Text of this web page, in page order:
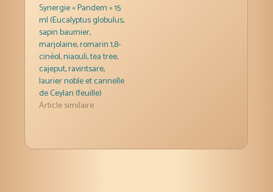
Synergie « Pandem » 15
ml (Eucalyptus globulus,
sapin baumier,
marjolaine, romarin 1,8-
cinéol, niaouli, tea tree,
cajeput, ravintsare,
laurier noble et cannelle
de Ceylan (feuille)
Article similaire